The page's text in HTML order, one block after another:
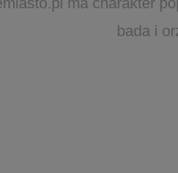
bada i